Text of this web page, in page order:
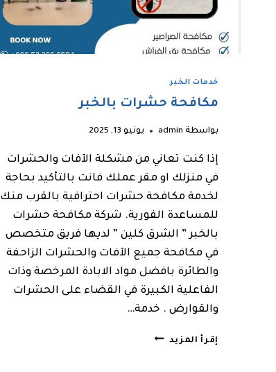
خدمات الخبر
مكافحة حشرات بالخبر
بواسطة admin يونيو 13, 2025
إذا كنت تعاني من مشكلة الآفات والحشرات
في منزلك او مقر عملك فانت بالتأكيد بحاجة
لخدمة مكافحة حشرات احترافية بالقرب منك
للمساعدة الفورية. شركة مكافحة حشرات
بالخبر ” الشرق كلين ” لديها فريق متخصص
في مكافحة جميع الآفات والحشرات الزاحفة
والطائرة بافضل مواد الابادة المرخصة وذات
الفاعلية الكبيرة في القضاء على الحشرات
والقوارض . خدمة…
إقرأ المزيد مكافحة